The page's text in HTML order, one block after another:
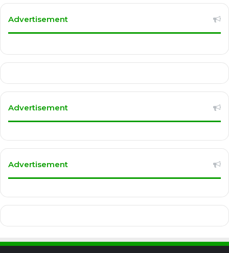
Advertisement
Advertisement
Advertisement